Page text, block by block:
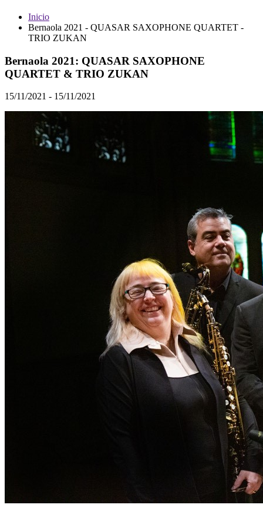
Inicio
Bernaola 2021 - QUASAR SAXOPHONE QUARTET -
TRIO ZUKAN
Bernaola 2021: QUASAR SAXOPHONE
QUARTET & TRIO ZUKAN
15/11/2021 - 15/11/2021